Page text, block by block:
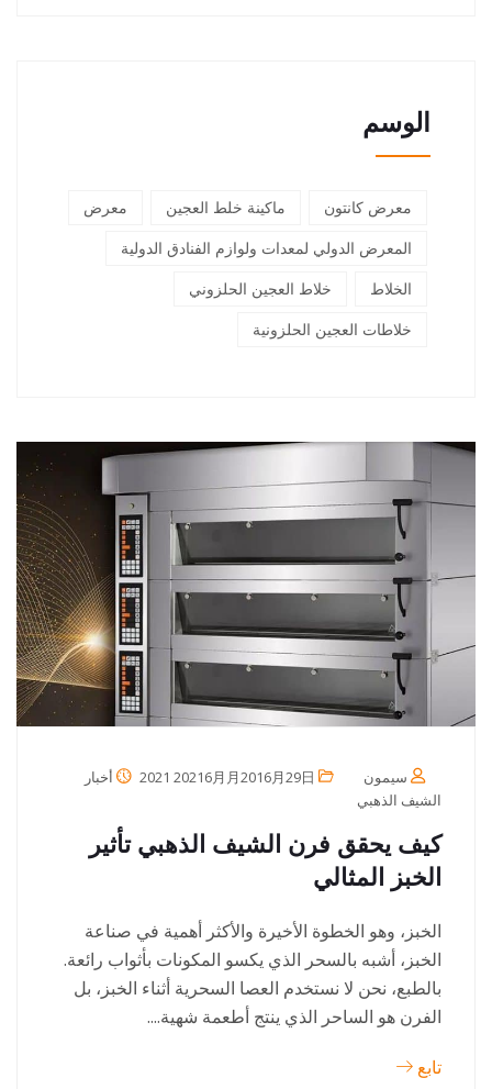
الوسم
معرض كانتون ماكينة خلط العجين
معرض
المعرض الدولي لمعدات ولوازم الفنادق الدولية
الخلاط
خلاط العجين الحلزوني
خلاطات العجين الحلزونية
سيمون 2021 20216月月2016月29日
أخبار
الشيف الذهبي
كيف يحقق فرن الشيف الذهبي تأثير
الخبز المثالي
الخبز، وهو الخطوة الأخيرة والأكثر أهمية في صناعة
الخبز، أشبه بالسحر الذي يكسو المكونات بأثواب رائعة.
بالطبع، نحن لا نستخدم العصا السحرية أثناء الخبز، بل
الفرن هو الساحر الذي ينتج أطعمة شهية....
تابع